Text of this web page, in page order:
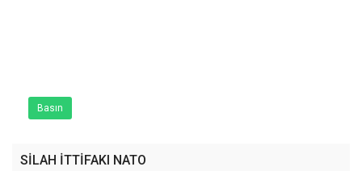
Basın
SİLAH İTTİFAKI NATO